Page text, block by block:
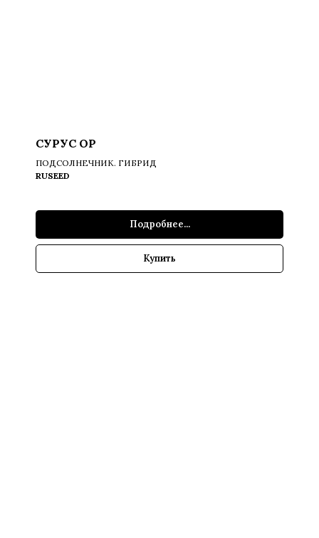
СУРУС ОР
ПОДСОЛНЕЧНИК. ГИБРИД
RUSEED
Подробнее...
Купить